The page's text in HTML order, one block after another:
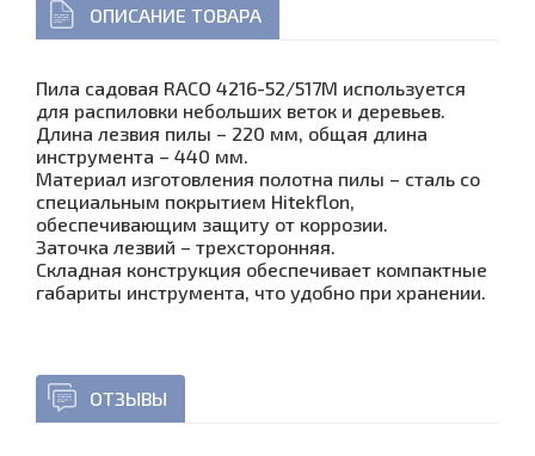
ОПИСАНИЕ ТОВАРА
Пила садовая RACO 4216-52/517M используется
для распиловки небольших веток и деревьев.
Длина лезвия пилы – 220 мм, общая длина
инструмента – 440 мм.
Материал изготовления полотна пилы – сталь со
специальным покрытием Hitekflon,
обеспечивающим защиту от коррозии.
Заточка лезвий – трехсторонняя.
Складная конструкция обеспечивает компактные
габариты инструмента, что удобно при хранении.
ОТЗЫВЫ